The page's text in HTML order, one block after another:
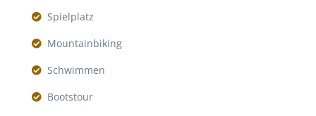
Spielplatz
Mountainbiking
Schwimmen
Bootstour